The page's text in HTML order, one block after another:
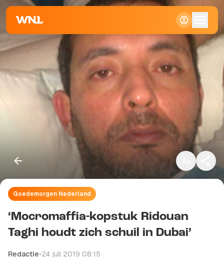
Klein
Standaard
Goedemorgen Nederland
‘Mocromaffia-kopstuk Ridouan
Taghi houdt zich schuil in Dubai’
Redactie•24 juli 2019 08:15